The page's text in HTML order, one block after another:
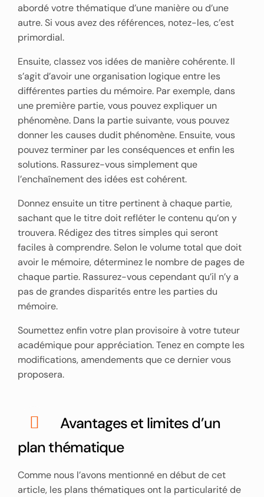
abordé votre thématique d’une manière ou d’une
autre. Si vous avez des références, notez-les, c’est
primordial.
Ensuite, classez vos idées de manière cohérente. Il
s’agit d’avoir une organisation logique entre les
différentes parties du mémoire. Par exemple, dans
une première partie, vous pouvez expliquer un
phénomène. Dans la partie suivante, vous pouvez
donner les causes dudit phénomène. Ensuite, vous
pouvez terminer par les conséquences et enfin les
solutions. Rassurez-vous simplement que
l’enchaînement des idées est cohérent.
Donnez ensuite un titre pertinent à chaque partie,
sachant que le titre doit refléter le contenu qu’on y
trouvera. Rédigez des titres simples qui seront
faciles à comprendre. Selon le volume total que doit
avoir le mémoire, déterminez le nombre de pages de
chaque partie. Rassurez-vous cependant qu’il n’y a
pas de grandes disparités entre les parties du
mémoire.
Soumettez enfin votre plan provisoire à votre tuteur
académique pour appréciation. Tenez en compte les
modifications, amendements que ce dernier vous
proposera.
Avantages et limites d’un
plan thématique
Comme nous l’avons mentionné en début de cet
article, les plans thématiques ont la particularité de